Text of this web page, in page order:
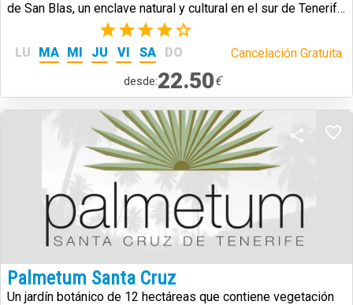
de San Blas, un enclave natural y cultural en el sur de Tenerife
que combina historia, paisajes volcánicos y biodiversidad.
(2)
LU MA MI JU VI SA DO Cancelación Gratuita.
desde:22.50€
Palmetum Santa Cruz
Un jardín botánico de 12 hectáreas que contiene vegetación